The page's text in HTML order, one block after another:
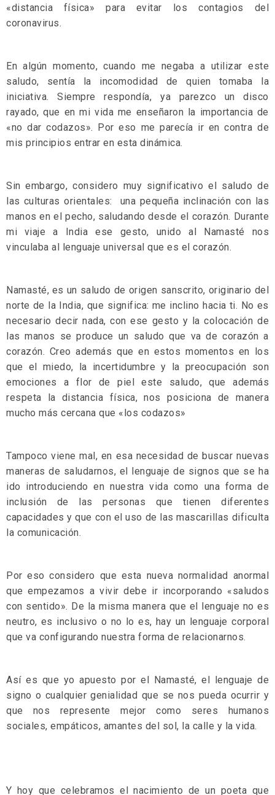
«distancia física» para evitar los contagios del
coronavirus.
En algún momento, cuando me negaba a utilizar este
saludo, sentía la incomodidad de quien tomaba la
iniciativa. Siempre respondía, ya parezco un disco
rayado, que en mi vida me enseñaron la importancia de
«no dar codazos». Por eso me parecía ir en contra de
mis principios entrar en esta dinámica.
Sin embargo, considero muy significativo el saludo de
las culturas orientales: una pequeña inclinación con las
manos en el pecho, saludando desde el corazón. Durante
mi viaje a India ese gesto, unido al Namasté nos
vinculaba al lenguaje universal que es el corazón.
Namasté, es un saludo de origen sanscrito, originario del
norte de la India, que significa: me inclino hacia ti. No es
necesario decir nada, con ese gesto y la colocación de
las manos se produce un saludo que va de corazón a
corazón. Creo además que en estos momentos en los
que el miedo, la incertidumbre y la preocupación son
emociones a flor de piel este saludo, que además
respeta la distancia física, nos posiciona de manera
mucho más cercana que «los codazos»
Tampoco viene mal, en esa necesidad de buscar nuevas
maneras de saludarnos, el lenguaje de signos que se ha
ido introduciendo en nuestra vida como una forma de
inclusión de las personas que tienen diferentes
capacidades y que con el uso de las mascarillas dificulta
la comunicación.
Por eso considero que esta nueva normalidad anormal
que empezamos a vivir debe ir incorporando «saludos
con sentido». De la misma manera que el lenguaje no es
neutro, es inclusivo o no lo es, hay un lenguaje corporal
que va configurando nuestra forma de relacionarnos.
Así es que yo apuesto por el Namasté, el lenguaje de
signo o cualquier genialidad que se nos pueda ocurrir y
que nos represente mejor como seres humanos
sociales, empáticos, amantes del sol, la calle y la vida.
Y hoy que celebramos el nacimiento de un poeta que